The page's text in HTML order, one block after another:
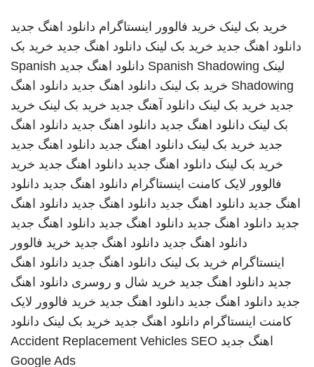
خرید بک لینک خرید فالوور اینستاگرام دانلود اهنگ جدید
دانلود اهنگ جدید خرید بک لینک دانلود اهنگ جدید خرید بک
لینک Spanish Shadowing دانلود اهنگ جدید Spanish
Shadowing خرید بک لینک دانلود اهنگ جدید دانلود اهنگ
جدید خرید بک لینک دانلود آهنگ جدید خرید بک لینک خرید
بک لینک دانلود اهنگ جدید دانلود اهنگ جدید دانلود اهنگ
جدید خرید بک لینک دانلود اهنگ جدید دانلود اهنگ جدید
خرید بک لینک دانلود اهنگ جدید دانلود اهنگ جدید خرید
فالوور لایک کامنت اینستاگرام دانلود اهنگ جدید دانلود
اهنگ جدید دانلود اهنگ جدید دانلود اهنگ جدید دانلود اهنگ
جدید دانلود اهنگ جدید دانلود اهنگ جدید دانلود اهنگ جدید
دانلود اهنگ جدید دانلود اهنگ جدید خرید فالوور
اینستاگرام خرید بک لینک دانلود اهنگ جدید دانلود اهنگ
جدید دانلود اهنگ جدید خرید شال و روسری دانلود اهنگ
جدید دانلود اهنگ جدید دانلود اهنگ جدید خرید فالوور لایک
کامنت اینستاگرام دانلود اهنگ جدید خرید بک لینک دانلود
اهنگ جدید
Accident Replacement Vehicles SEO
Google Ads